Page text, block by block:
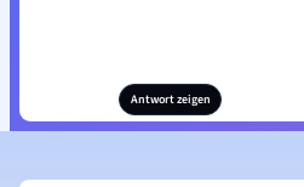
Antwort zeigen